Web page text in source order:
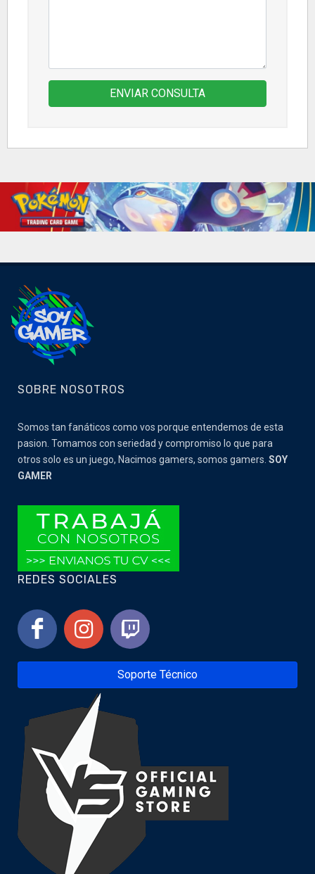
ENVIAR CONSULTA
SOBRE NOSOTROS
Somos tan fanáticos como vos porque entendemos de esta
pasion. Tomamos con seriedad y compromiso lo que para
otros solo es un juego, Nacimos gamers, somos gamers. SOY
GAMER
REDES SOCIALES
Soporte Técnico